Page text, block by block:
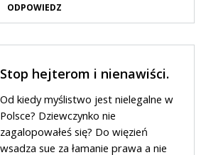
ODPOWIEDZ
Stop hejterom i nienawiści.
Od kiedy myślistwo jest nielegalne w
Polsce? Dziewczynko nie
zagalopowałeś się? Do więzień
wsadza sue za łamanie prawa a nie